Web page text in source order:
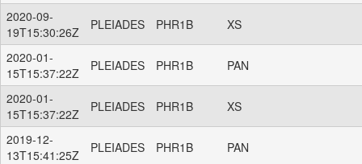
2020-09-
19T15:30:26Z
PLEIADES PHR1B XS
2020-01-
15T15:37:22Z
PLEIADES PHR1B PAN
2020-01-
15T15:37:22Z
PLEIADES PHR1B XS
2019-12-
13T15:41:25Z
PLEIADES PHR1B PAN